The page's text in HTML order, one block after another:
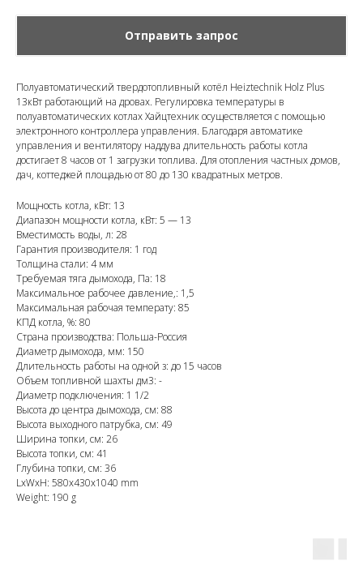
Отправить запрос
Полуавтоматический твердотопливный котёл Heiztechnik Holz Plus
13кВт работающий на дровах. Регулировка температуры в
полуавтоматических котлах Хайцтехник осуществляется с помощью
электронного контроллера управления. Благодаря автоматике
управления и вентилятору наддува длительность работы котла
достигает 8 часов от 1 загрузки топлива. Для отопления частных домов,
дач, коттеджей площадью от 80 до 130 квадратных метров.
Мощность котла, кВт: 13
Диапазон мощности котла, кВт: 5 — 13
Вместимость воды, л: 28
Гарантия производителя: 1 год
Толщина стали: 4 мм
Требуемая тяга дымохода, Па: 18
Максимальное рабочее давление,: 1,5
Максимальная рабочая температу: 85
КПД котла, %: 80
Страна производства: Польша-Россия
Диаметр дымохода, мм: 150
Длительность работы на одной з: до 15 часов
Объем топливной шахты дм3: -
Диаметр подключения: 1 1/2
Высота до центра дымохода, см: 88
Высота выходного патрубка, см: 49
Ширина топки, см: 26
Высота топки, см: 41
Глубина топки, см: 36
LxWxH: 580x430x1040 mm
Weight: 190 g